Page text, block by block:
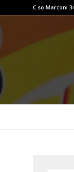
C.so Marconi